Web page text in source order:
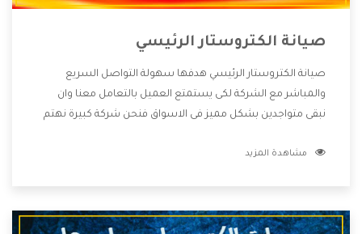
صيانة الكتروستار الرئيسي
صيانة الكتروستار الرئيسي هدفها سهولة التواصل السريع
والمباشر مع الشركة لكى يستمتع العميل بالتعامل معنا وان
نبقى متواجدين بشكل مميز فى الاسواق فنحن شركة كبيرة نهتم
الشركة بها والتى تكون منها خدمة الصيانة التى تكون من أهم
وأقوى الأسعار التى تكون مناسبة لكثير من العملاء
مشاهدة المزيد